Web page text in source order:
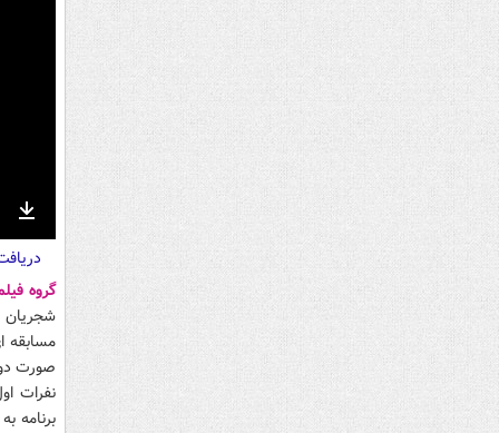
Download
گروه
شجریان
صورت
برنامه